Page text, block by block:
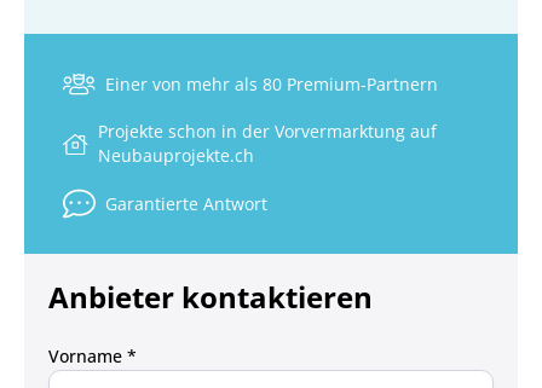
Einer von mehr als 80 Premium-Partnern
Projekte schon in der Vorvermarktung auf
Neubauprojekte.ch
Garantierte Antwort
Anbieter kontaktieren
Vorname *